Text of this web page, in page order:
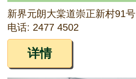
新界元朗大棠道崇正新村91号
电话: 2477 4502
详情